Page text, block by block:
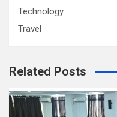
Technology
Travel
Related Posts